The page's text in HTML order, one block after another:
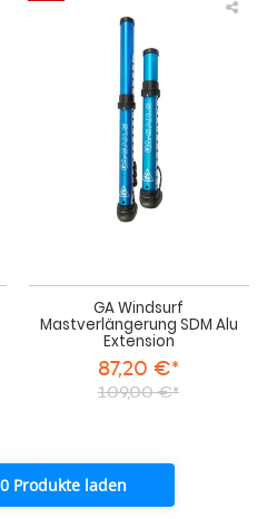
GA Windsurf
Mastverlängerung SDM Alu
Extension
87,20 €*
109,00 €*
Produkte laden